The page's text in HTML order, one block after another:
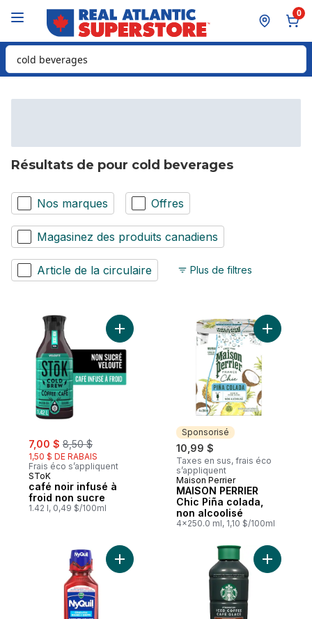
0
Rechercher des produits
Résultats de pour cold beverages
Nos marques Offres
Magasinez des produits canadiens
Article de la circulaire Plus de filtres
sale:
7,00 $ , formerly:
8,50 $
1,50 $ DE RABAIS
Frais éco s’appliquent
SToK
café noir infusé à
froid non sucre
1.42 l, 0,49 $/100ml
Ajouter café noir infusé à froid non sucre
Sponsorisé
10,99 $
Taxes en sus, frais éco
s’appliquent
Sponsorisé
Maison Perrier
MAISON PERRIER
Chic Piña colada,
non alcoolisé
4x250.0 ml, 1,10 $/100ml
Ajouter
Ajouter Médicament Rhume et grippe
Ajouter